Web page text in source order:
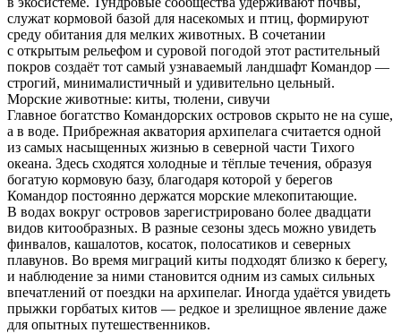
служат кормовой базой для насекомых и птиц, формируют
среду обитания для мелких животных. В сочетании
с открытым рельефом и суровой погодой этот растительный
покров создаёт тот самый узнаваемый ландшафт Командор —
строгий, минималистичный и удивительно цельный.
Морские животные: киты, тюлени, сивучи
Главное богатство Командорских островов скрыто не на суше,
а в воде. Прибрежная акватория архипелага считается одной
из самых насыщенных жизнью в северной части Тихого
океана. Здесь сходятся холодные и тёплые течения, образуя
богатую кормовую базу, благодаря которой у берегов
Командор постоянно держатся морские млекопитающие.
В водах вокруг островов зарегистрировано более двадцати
видов китообразных. В разные сезоны здесь можно увидеть
финвалов, кашалотов, косаток, полосатиков и северных
плавунов. Во время миграций киты подходят близко к берегу,
и наблюдение за ними становится одним из самых сильных
впечатлений от поездки на архипелаг. Иногда удаётся увидеть
прыжки горбатых китов — редкое и зрелищное явление даже
для опытных путешественников.